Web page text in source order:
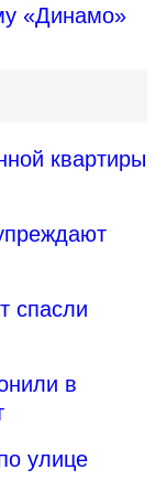
«Динамо»
квартиры
спасли
в
улице